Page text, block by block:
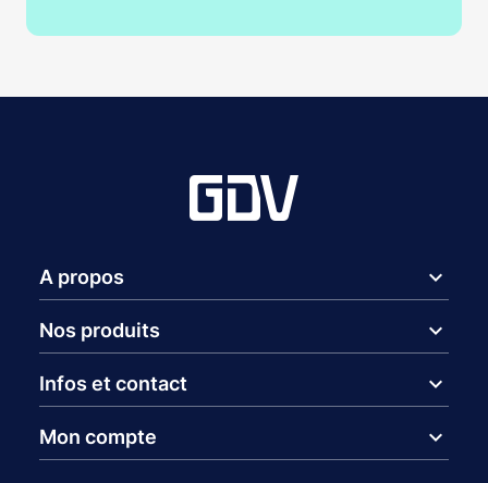
A propos expand_more
Nos produits expand_more
Infos et contact expand_more
Mon compte expand_more